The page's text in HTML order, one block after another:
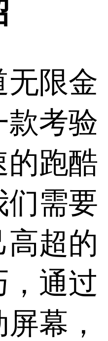
无限金
款考验
的跑酷
们需要
超的
，通过
幕，